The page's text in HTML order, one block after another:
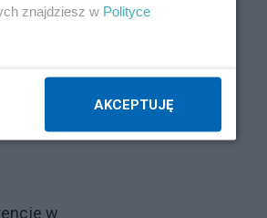
w
znajdziesz w Polityce
AKCEPTUJĘ